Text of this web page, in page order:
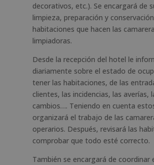
decorativos, etc.). Se encargará de
limpieza, preparación y
habitaciones que hacen las
limpiadoras.
Desde la recepción del hotel le
diariamente sobre el estado de
tener las habitaciones, de las
clientes, las incidencias, las averías,
cambios…. Teniendo en cuenta
organizará el trabajo de las
operarios. Después, revisará las
comprobar que todo esté correcto.
También se encargará de coordinar